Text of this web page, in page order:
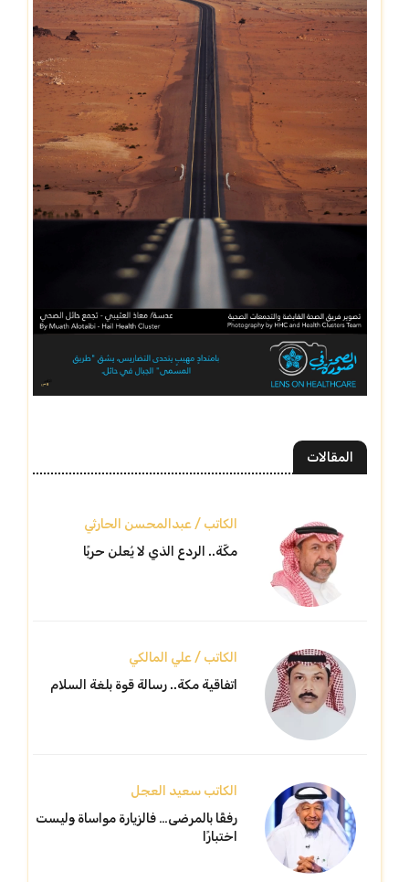
المقالات
الكاتب / عبدالمحسن الحارثي
مكّة.. الردع الذي لا يُعلن حربًا
الكاتب / علي المالكي
اتفاقية مكة.. رسالة قوة بلغة السلام
الكاتب سعيد العجل
رفقًا بالمرضى… فالزيارة مواساة وليست
اختبارًا